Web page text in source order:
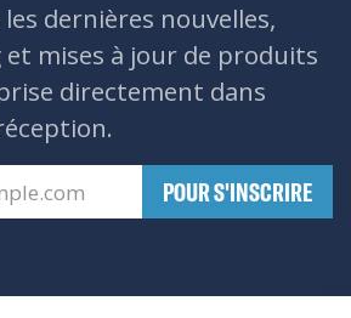
dernières nouvelles,
mises à jour de produits
directement dans
​POUR S'INSCRIRE